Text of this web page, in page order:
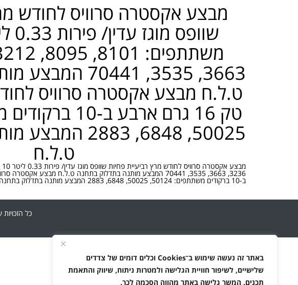
באתר זה נעשה שימוש ב־Cookies וכלים דומים של צדדים
שלישיים, לשיפור חוויית הגלישה ולמטרות ניתוח, שיווק והתאמת
תכנים. המשך גלישה באתר מהווה הסכמה לכך.
מבצע אקסטרה סרוויס לחודש
3663, 3535,
ט.ל.ח מבצע אקסטרה סרוויס
50025, 6848,
ט.ל.ח
ב-10 ברקודים משתתפים: 50124, 50025, 6848, 2883 המבצע מותנה בתדלוק בתחנה ט.ל.ח
כל הזכויות